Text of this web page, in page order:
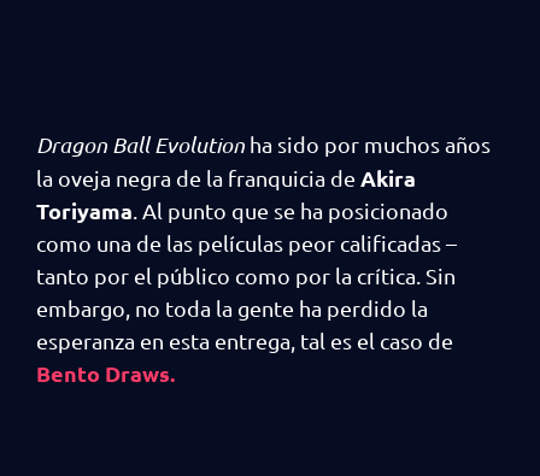
Dragon Ball Evolution ha sido por muchos años
la oveja negra de la franquicia de Akira
Toriyama . Al punto que se ha posicionado
como una de las películas peor calificadas –
tanto por el público como por la crítica. Sin
embargo, no toda la gente ha perdido la
esperanza en esta entrega, tal es el caso de
Bento Draws.